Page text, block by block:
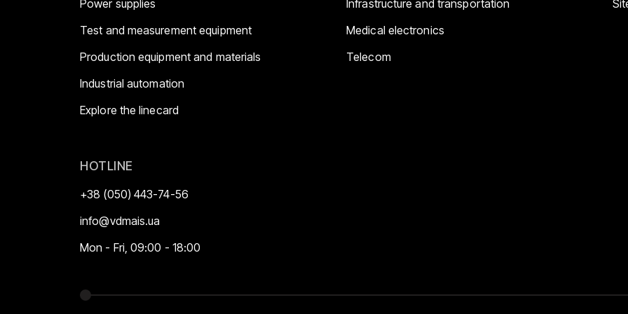
Power supplies
Test and measurement equipment
Production equipment and materials
Industrial automation
Explore the linecard
Infrastructure and transportation
Medical electronics
Telecom
HOTLINE
+38 (050) 443-74-56
info@vdmais.ua
Mon - Fri, 09:00 - 18:00